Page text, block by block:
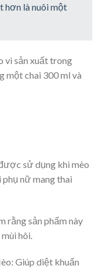
hơn là nuôi một
vì sản xuất trong
một chai 300 ml và
sử dụng khi mèo
nữ mang thai
rằng sản phẩm này
hôi.
Giúp diệt khuẩn